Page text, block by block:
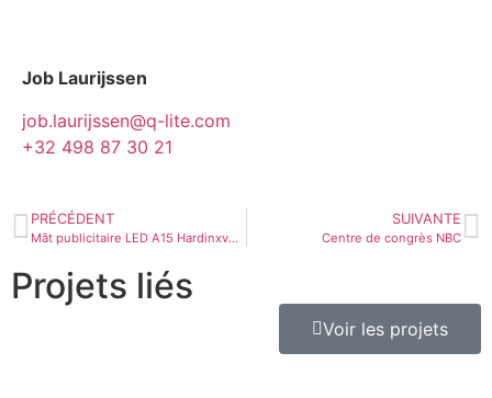
Job Laurijssen
job.laurijssen@q-lite.com
+32 498 87 30 21
PRÉCÉDENT
Mât publicitaire LED A15 Hardinxveld-Giessendam
SUIVANTE
Centre de congrès NBC
Projets liés
Voir les projets